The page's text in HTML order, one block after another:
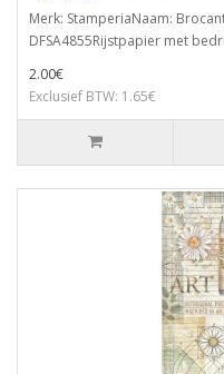
Merk: StamperiaNaam:
DFSA4855Rijstpapier met
2.00€
Exclusief BTW: 1.65€